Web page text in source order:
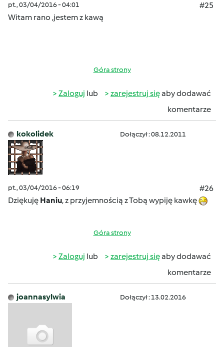
pt., 03/04/2016 - 04:01
#25
Witam rano ,jestem z kawą
Góra strony
Zaloguj lub zarejestruj sięaby dodawać
komentarze
kokolidek Dołączył : 08.12.2011
pt., 03/04/2016 - 06:19
#26
Dziękuję Haniu, z przyjemnością z Tobą wypiję kawkę
Góra strony
Zaloguj lub zarejestruj sięaby dodawać
komentarze
joannasylwia Dołączył : 13.02.2016